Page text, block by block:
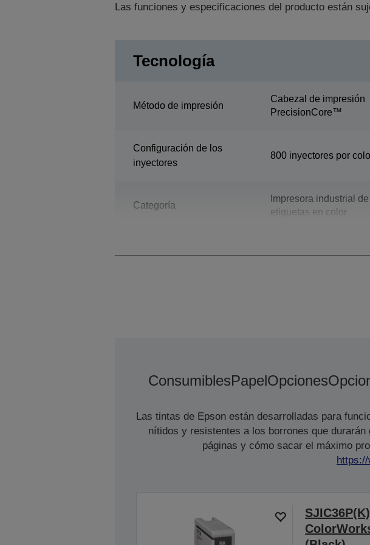
Las funciones y especificaciones del producto están
Tecnología
Método de impresión
Cabezal de impresión
PrecisionCore™
Configuración de los
inyectores
800 inyectores por
Categoría
Impresora industrial de
etiquetas en color
ConsumiblesPapelOpciones
Las tintas de Epson están desarrolladas para
nítidos y resistentes a los borrones que
páginas y cómo sacar el máximo